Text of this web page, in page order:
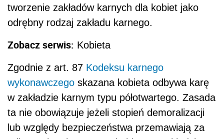
tworzenie zakładów karnych dla kobiet jako
odrębny rodzaj zakładu karnego.
Zobacz serwis: Kobieta
Zgodnie z art. 87 Kodeksu karnego
wykonawczego skazana kobieta odbywa karę
w zakładzie karnym typu półotwartego. Zasada
ta nie obowiązuje jeżeli stopień demoralizacji
lub względy bezpieczeństwa przemawiają za